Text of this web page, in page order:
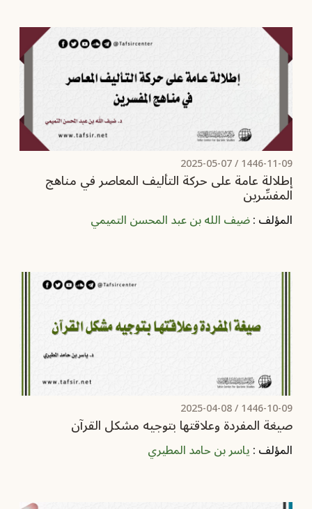
1446-11-09 /
2025-05-07
إطلالة عامة على حركة التأليف المعاصر في مناهج
المفسِّرين
المؤلف :ضيف الله بن عبد المحسن التميمي
1446-10-09 /
2025-04-08
صيغة المفردة وعلاقتها بتوجيه مشكل القرآن
المؤلف :ياسر بن حامد المطيري